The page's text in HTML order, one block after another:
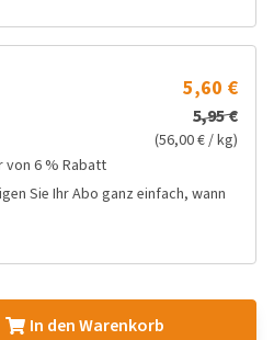
5,60 €
5,95 €
(56,00 € / kg)
von 6 % Rabatt
Sie Ihr Abo ganz einfach, wann
In den Warenkorb